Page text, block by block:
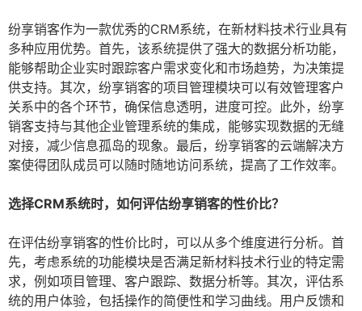
纷享销客作为一款优秀的CRM系统，在新材料技术行业具有
多种应用优势。首先，该系统提供了强大的数据分析功能，
能够帮助企业实时跟踪客户需求变化和市场趋势，为决策提
供支持。其次，纷享销客的项目管理模块可以有效管理客户
关系中的各个环节，确保信息透明，进度可控。此外，纷享
销客支持与其他企业管理系统的集成，能够实现数据的无缝
对接，减少信息孤岛的现象。最后，纷享销客的云端解决方
案使得团队成员可以随时随地访问系统，提高了工作效率。
选择CRM系统时，如何评估纷享销客的性价比？
在评估纷享销客的性价比时，可以从多个维度进行分析。首
先，考虑系统的功能模块是否满足新材料技术行业的特定需
求，例如项目管理、客户跟踪、数据分析等。其次，评估系
统的用户体验，包括操作的简便性和学习曲线。用户反馈和